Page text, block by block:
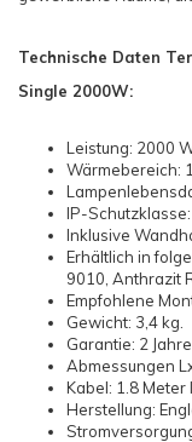
Technische Daten
Single 2000W:
Leistung: 2000
Wärmebereich:
IP-Schutzklasse:
Inklusive
Erhältlich in
9010, Anthrazit
Empfohlene
Gewicht: 3,4 kg.
Garantie: 2 Jahre.
Abmessungen
Kabel: 1.8 Meter
Herstellung: